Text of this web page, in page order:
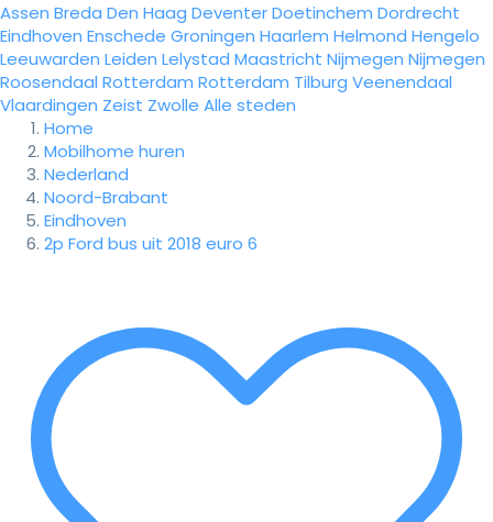
Assen Breda Den Haag DeventerDoetinchem Dordrecht
Eindhoven Enschede Groningen Haarlem Helmond Hengelo
Leeuwarden Leiden Lelystad Maastricht Nijmegen Nijmegen
Roosendaal Rotterdam Rotterdam Tilburg Veenendaal
Vlaardingen Zeist Zwolle Alle steden
Home
Mobilhome huren
Nederland
Noord-Brabant
Eindhoven
2p Ford bus uit 2018 euro 6